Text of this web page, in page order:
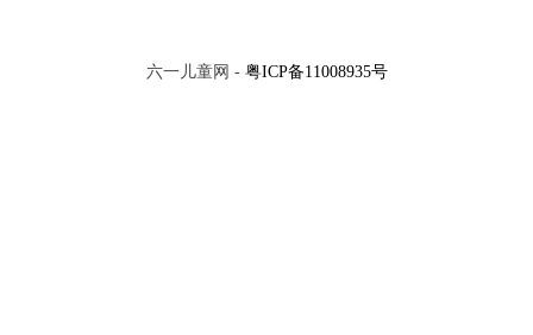
六一儿童网 - 粤ICP备11008935号